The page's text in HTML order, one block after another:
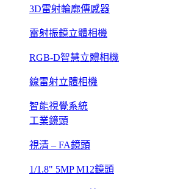
3D雷射輪廓傳感器
雷射振鏡立體相機
RGB-D智慧立體相機
線雷射立體相機
智能視覺系統
工業鏡頭
視清 – FA鏡頭
1/1.8" 5MP M12鏡頭